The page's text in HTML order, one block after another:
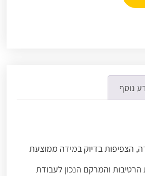
נוסף
הצפיפות בדיוק במידה ממוצעת
והמרקם הנכון לעבודת